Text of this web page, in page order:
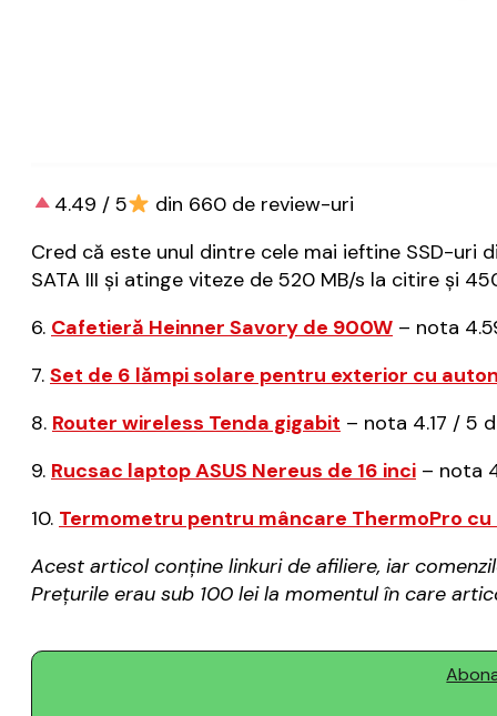
4.49 / 5
din 660 de review-uri
Cred că este unul dintre cele mai ieftine SSD-uri
SATA III și atinge viteze de 520 MB/s la citire și
6. Cafetieră Heinner Savory de 900W – nota
7. Set de 6 lămpi solare pentru exterior cu
8. Router wireless Tenda gigabit – nota 4.17 / 5
9. Rucsac laptop ASUS Nereus de 16 inci – nota
10. Termometru pentru mâncare ThermoPro
Acest articol conține linkuri de afiliere, iar
Prețurile erau sub 100 lei la momentul în care